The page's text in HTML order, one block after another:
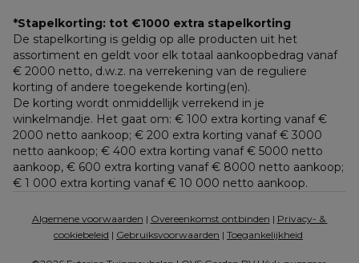
*Stapelkorting: tot €1000 extra stapelkorting
De stapelkorting is geldig op alle producten uit het
assortiment en geldt voor elk totaal aankoopbedrag vanaf
€ 2000 netto, d.w.z. na verrekening van de reguliere
korting of andere toegekende korting(en).
De korting wordt onmiddellijk verrekend in je
winkelmandje. Het gaat om: € 100 extra korting vanaf €
2000 netto aankoop; € 200 extra korting vanaf € 3000
netto aankoop; € 400 extra korting vanaf € 5000 netto
€ 1 000 extra korting vanaf € 10 000 netto aankoop.
Algemene voorwaarden | Overeenkomst ontbinden | Privacy- &
cookiebeleid | Gebruiksvoorwaarden | Toegankelijkheid